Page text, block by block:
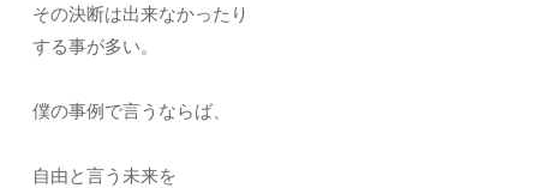
その決断は出来なかったり
する事が多い。
僕の事例で言うならば、
自由と言う未来を